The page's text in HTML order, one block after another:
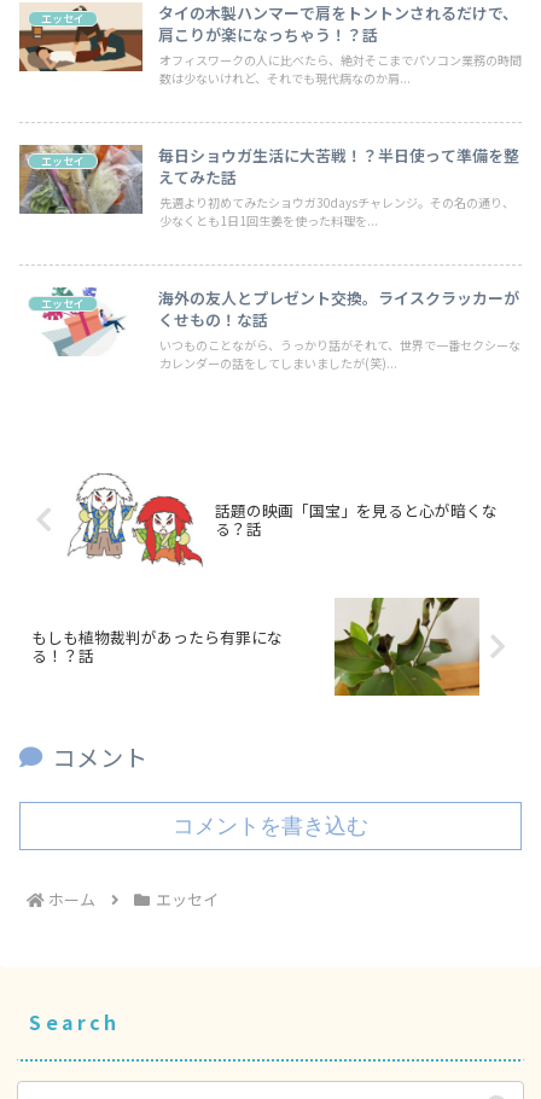
エッセイ
タイの木製ハンマーで肩をトントンされるだけで、
肩こりが楽になっちゃう！？話
オフィスワークの人に比べたら、絶対そこまでパソコン業務の時間
数は少ないけれど、それでも現代病なのか肩...
エッセイ
毎日ショウガ生活に大苦戦！？半日使って準備を整
えてみた話
先週より初めてみたショウガ30daysチャレンジ。その名の通り、
少なくとも1日1回生姜を使った料理を...
エッセイ
海外の友人とプレゼント交換。ライスクラッカーが
くせもの！な話
いつものことながら、うっかり話がそれて、世界で一番セクシーな
カレンダーの話をしてしまいましたが(笑)...
話題の映画「国宝」を見ると心が暗くな
る？話
もしも植物裁判があったら有罪にな
る！？話
コメント
コメントを書き込む
ホーム エッセイ
Search